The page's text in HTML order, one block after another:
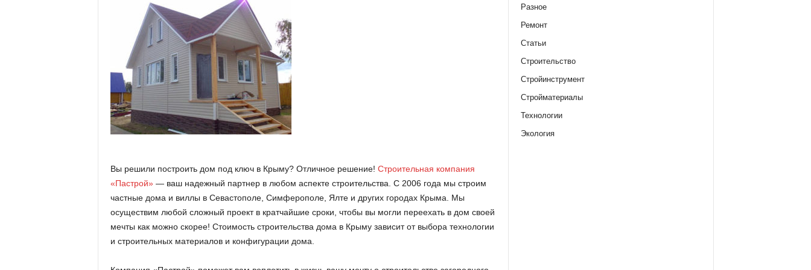
Вы решили построить дом под ключ в Крыму? Отличное решение! Строительная компания
«Пастрой»— ваш надежный партнер в любом аспекте строительства. С 2006 года мы строим
частные дома и виллы в Севастополе, Симферополе, Ялте и других городах Крыма. Мы
осуществим любой сложный проект в кратчайшие сроки, чтобы вы могли переехать в дом своей
мечты как можно скорее! Стоимость строительства дома в Крыму зависит от выбора технологии
и строительных материалов и конфигурации дома.
Разное
Ремонт
Статьи
Строительство
Стройинструмент
Стройматериалы
Технологии
Экология